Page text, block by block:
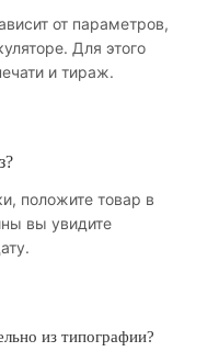
от параметров,
Для этого
и тираж.
положите товар в
вы увидите
из типографии?